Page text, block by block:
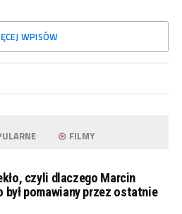
WPISÓW
FILMY
czyli dlaczego Marcin
był pomawiany przez ostatnie